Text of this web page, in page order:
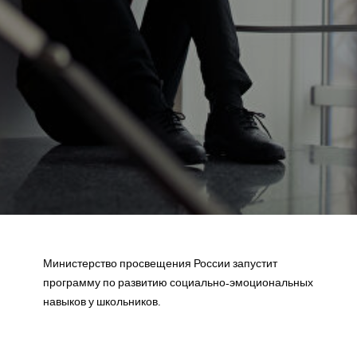
Министерство просвещения России запустит
программу по развитию социально-эмоциональных
навыков у школьников.